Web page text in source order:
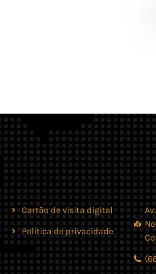
Links úteis
Cartão de visita digital
Política de privacidade